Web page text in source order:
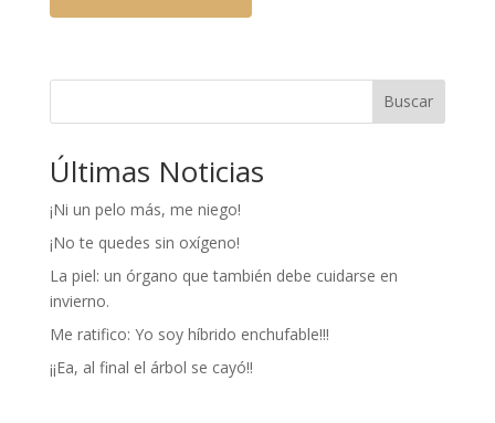
Buscar
Últimas Noticias
¡Ni un pelo más, me niego!
¡No te quedes sin oxígeno!
La piel: un órgano que también debe cuidarse en
invierno.
Me ratifico: Yo soy híbrido enchufable!!!
¡¡Ea, al final el árbol se cayó!!